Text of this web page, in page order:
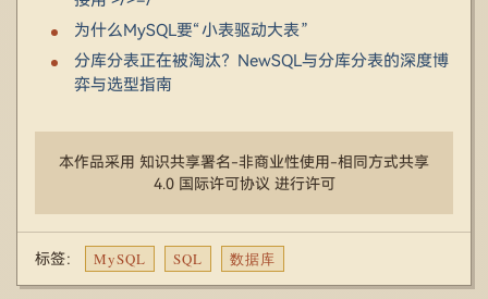
为什么MySQL要“小表驱动大表”
分库分表正在被淘汰？NewSQL与分库分表的深度博
弈与选型指南
本作品采用 知识共享署名-非商业性使用-相同方式共享
4.0 国际许可协议 进行许可
标签： MySQL SQL 数据库